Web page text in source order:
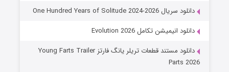
دانلود سریال One Hundred Years of Solitude 2024-2026
دانلود انیمیشن تکامل Evolution 2026
دانلود مستند قطعات تریلر یانگ فارتز Young Farts Trailer
Parts 2026